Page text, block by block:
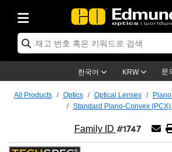
한국어 KRW 문
Optics
Systemand Electronics
Lenses
Magnification Lenses
Cameras
Cameras
이트 & 조명
Targets
Targets
Level Test Targets
& Detection
Solutions
& Production
Handling Tools
By Application
By Brand
Products
신제품
Products
Products
Microscopy
All Products Optics Optical Lenses
Standard Plano-Convex
Family ID #1747